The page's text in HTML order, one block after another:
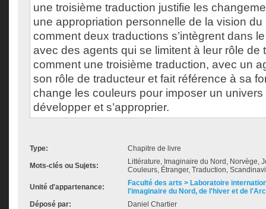
une troisième traduction justifie les
une appropriation personnelle de la vision
comment deux traductions s’intègrent dans
avec des agents qui se limitent à leur rôle de
comment une troisième traduction, avec un
son rôle de traducteur et fait référence à sa
change les couleurs pour imposer un univers
développer et s’approprier.
Type: Chapitre de livre
Mots-clés ou Sujets:
Littérature, Imaginaire du Nord, Norvège,
Couleurs, Étranger, Traduction,
Unité d'appartenance:
Faculté des arts > Laboratoire
l'imaginaire du Nord, de l'hiver et de
Déposé par:
Daniel Chartier